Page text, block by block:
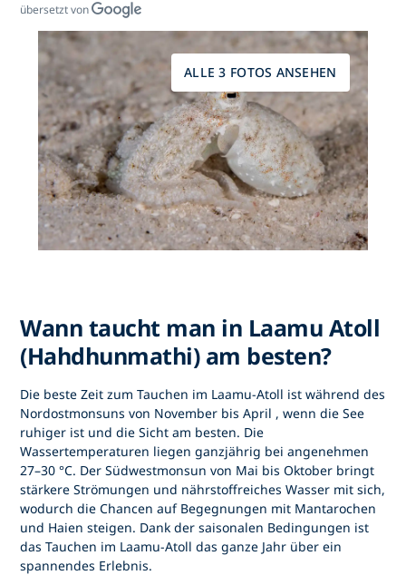
übersetzt von
ALLE 3 FOTOS ANSEHEN
Wann taucht man in Laamu Atoll
(Hahdhunmathi) am besten?
Die beste Zeit zumTauchen im Laamu-Atoll ist während des
Nordostmonsuns von November bis April , wenn die See
ruhiger ist und die Sicht am besten. Die
Wassertemperaturen liegen ganzjährig bei angenehmen
27–30 °C. Der Südwestmonsun von Mai bis Oktober bringt
stärkere Strömungen und nährstoffreiches Wasser mit sich,
wodurch die Chancen auf Begegnungen mit Mantarochen
und Haien steigen. Dank der saisonalen Bedingungen ist
das Tauchen im Laamu-Atoll das ganze Jahr über ein
spannendes Erlebnis.